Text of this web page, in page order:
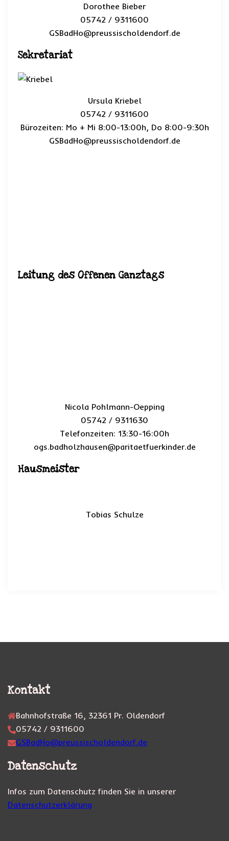
Dorothee Bieber
05742 / 9311600
GSBadHo@preussischoldendorf.de
Sekretariat
Ursula Kriebel
05742 / 9311600
Bürozeiten: Mo + Mi 8:00-13:00h, Do 8:00-9:30h
GSBadHo@preussischoldendorf.de
Leitung des Offenen Ganztags
Nicola Pohlmann-Oepping
05742 / 9311630
Telefonzeiten: 13:30-16:00h
ogs.badholzhausen@paritaetfuerkinder.de
Hausmeister
Tobias Schulze
Kontakt
Bahnhofstraße 16, 32361 Pr. Oldendorf
05742 / 9311600
GSBadHo@preussischoldendorf.de
Datenschutz
Infos zum Datenschutz finden Sie in unserer
Datenschutzerklärung